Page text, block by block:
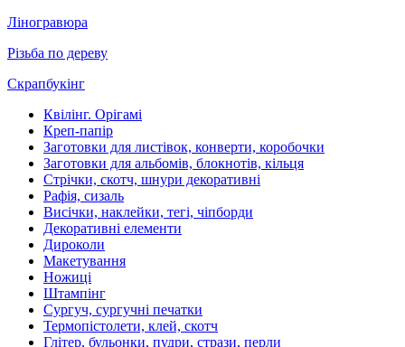
Ліногравюра
Різьба по дереву
Скрапбукінг
Квілінг. Орігамі
Креп-папір
Заготовки для листівок, конверти, коробочки
Заготовки для альбомів, блокнотів, кільця
Стрічки, скотч, шнури декоративні
Рафія, сизаль
Висічки, наклейки, тегі, чіпборди
Декоративні елементи
Дироколи
Макетування
Ножиці
Штампінг
Сургуч, сургучні печатки
Термопістолети, клей, скотч
Глітер, бульонки, пудри, стрази, перли